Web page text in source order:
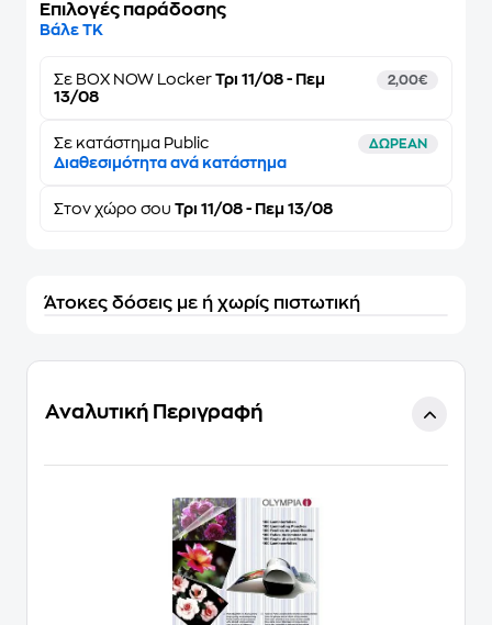
Επιλογές παράδοσης
Βάλε ΤΚ
Σε BOX NOW Locker Τρι 11/08 - Πεμ
13/08
2,00€
Σε κατάστημα Public ΔΩΡΕΑΝ
Διαθεσιμότητα ανά κατάστημα
Στον χώρο σου Τρι 11/08 - Πεμ 13/08
Άτοκες δόσεις με ή χωρίς πιστωτική
Αναλυτική Περιγραφή